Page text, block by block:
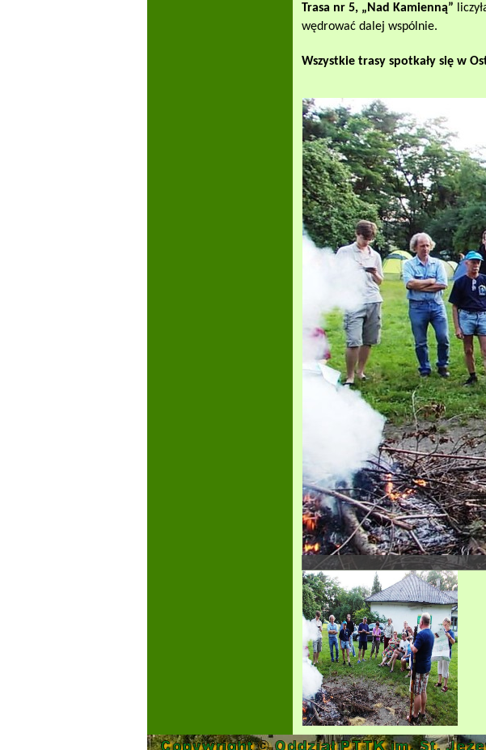
Trasa nr 5, „Nad Kamienną”
wędrować dalej wspólnie.
Wszystkie trasy spotkały się w